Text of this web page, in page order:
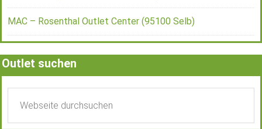
MAC – Rosenthal Outlet Center (95100 Selb)
Outlet suchen